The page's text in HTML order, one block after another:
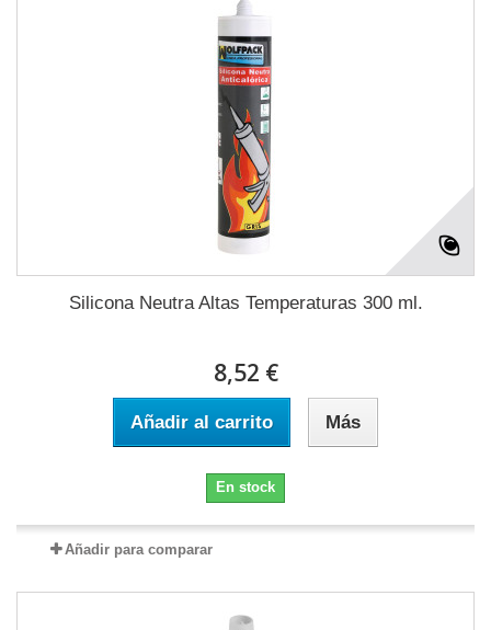
Silicona Neutra Altas Temperaturas 300 ml.
8,52 €
Añadir al carrito Más
En stock
Añadir para comparar